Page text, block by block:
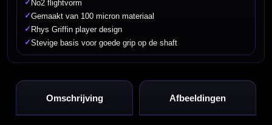
✓ No2 flightvorm
✓Gemaakt van 100 micron materiaal
✓ Rhys Griffin player design
✓Stevige basis voor goede grip op de shaft
Omschrijving Afbeeldingen